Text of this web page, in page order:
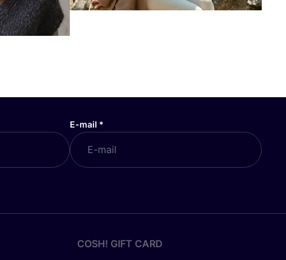
E-mail *
COSH! GIFT CARD